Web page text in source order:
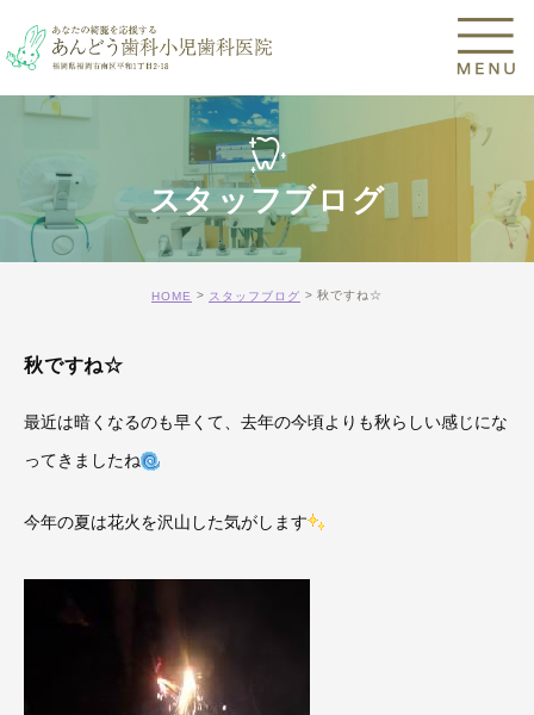
スタッフブログ
HOME スタッフブログ 秋ですね☆
秋ですね☆
最近は暗くなるのも早くて、去年の今頃よりも秋らしい感じにな
ってきましたね
今年の夏は花火を沢山した気がします